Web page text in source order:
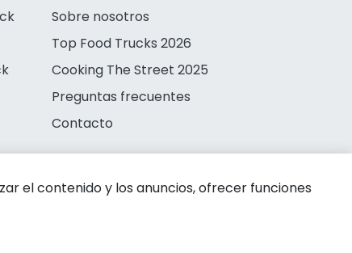
Sobre nosotros
Top Food Trucks 2026
Cooking The Street 2025
Preguntas frecuentes
Contacto
el contenido y los anuncios, ofrecer funciones